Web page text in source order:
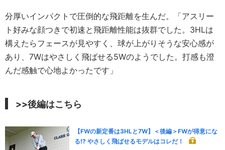
分厚いインパクトで圧倒的な飛距離を生んだ。「アスリー
ト好みな顔つきで初速と飛距離性能は抜群でした。3HLは
構えたらフェースが見やすく、球が上がりそうな安心感が
あり、7Wはやさしく飛ばせる5Wのようでした。打感も澄
んだ感触で心地よかったです」
>>後編はこちら
【FWの新定番は3HLと7W】＜後編＞FWが得意にな
る!? やさしく飛ばせるモデルはコレだ！